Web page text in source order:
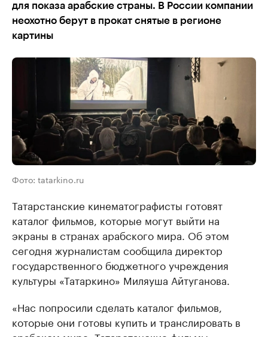
для показа арабские страны. В России компании
неохотно берут в прокат снятые в регионе
картины
Фото: tatarkino.ru
Татарстанские кинематографисты готовят
каталог фильмов, которые могут выйти на
экраны в странах арабского мира. Об этом
сегодня журналистам сообщила директор
государственного бюджетного учреждения
культуры «Татаркино» Миляуша Айтуганова.
«Нас попросили сделать каталог фильмов,
которые они готовы купить и транслировать в